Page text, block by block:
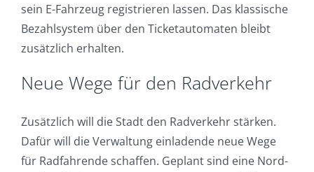
sein E-Fahrzeug registrieren lassen. Das klassische
Bezahlsystem über den Ticketautomaten bleibt
zusätzlich erhalten.
Neue Wege für den Radverkehr
Zusätzlich will die Stadt den Radverkehr stärken.
Dafür will die Verwaltung einladende neue Wege
für Radfahrende schaffen. Geplant sind eine Nord-